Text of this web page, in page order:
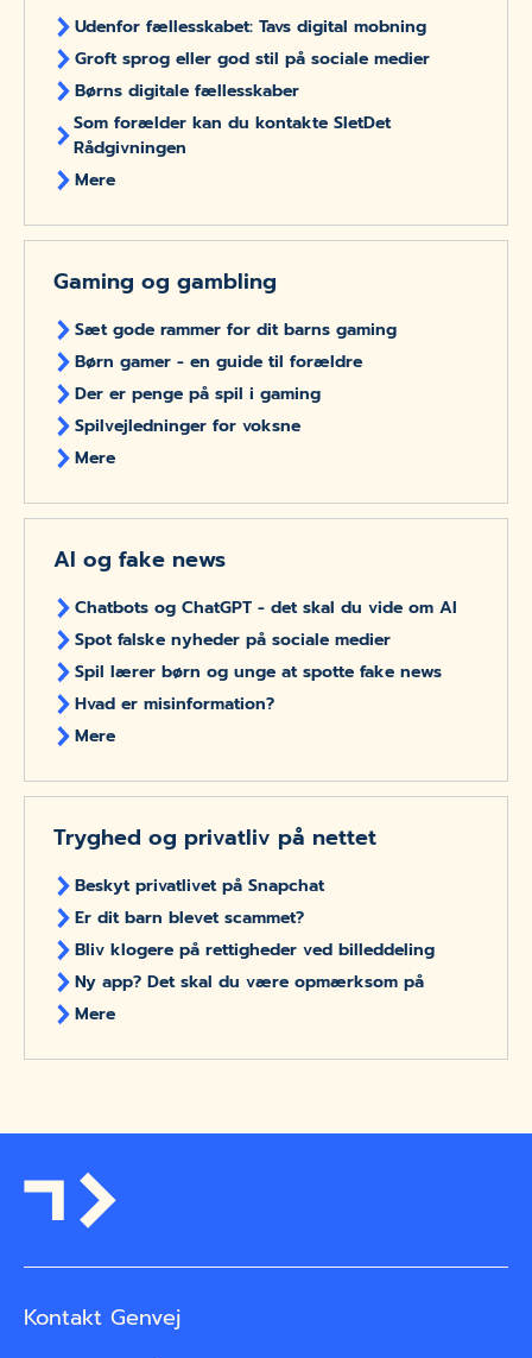
Udenfor fællesskabet: Tavs digital mobning
Groft sprog eller god stil på sociale medier
Børns digitale fællesskaber
Som forælder kan du kontakte SletDet
Rådgivningen
Mere
Gaming og gambling
Sæt gode rammer for dit barns gaming
Børn gamer - en guide til forældre
Der er penge på spil i gaming
Spilvejledninger for voksne
Mere
AI og fake news
Chatbots og ChatGPT - det skal du vide om AI
Spot falske nyheder på sociale medier
Spil lærer børn og unge at spotte fake news
Hvad er misinformation?
Mere
Tryghed og privatliv på nettet
Beskyt privatlivet på Snapchat
Er dit barn blevet scammet?
Bliv klogere på rettigheder ved billeddeling
Ny app? Det skal du være opmærksom på
Mere
Kontakt Genvej